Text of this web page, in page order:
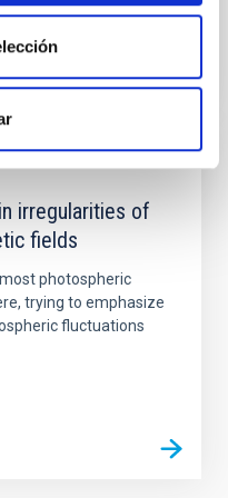
irregularities of
fields
photospheric
trying to emphasize
fluctuations